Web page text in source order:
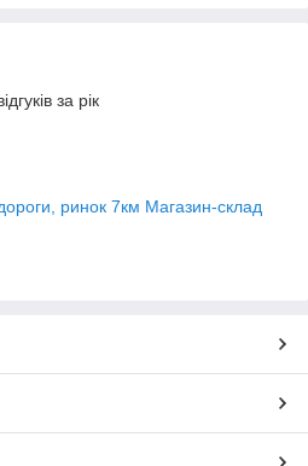
за рік
ринок 7км Магазин-склад